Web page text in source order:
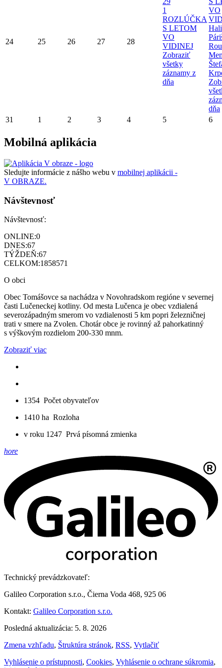
24 25 26 27 28
1
ROZLÚČKA
S LETOM
VO
VIDINEJ
Zobraziť
všetky
záznamy z
dňa
VO
dňa
31
1 2 3 4 5 6
Mobilná aplikácia
Sledujte informácie z nášho webu v mobilnej aplikácii -
V OBRAZE.
Návštevnosť
Návštevnosť:
ONLINE:0
DNES:67
TÝŽDEŇ:67
CELKOM:1858571
O obci
Obec Tomášovce sa nachádza v Novohradskom regióne v severnej
časti Lučeneckej kotliny. Od mesta Lučenca je obec vzdialená
severozápadným smerom vo vzdialenosti 5 km popri železničnej
trati v smere na Zvolen. Chotár obce je rovinný až pahorkatinný
s výškovým rozdielom 200-330 mnm.
Zobraziť viac
1354 Počet obyvateľov
1410 ha Rozloha
v roku 1247 Prvá písomná zmienka
hore
Technický prevádzkovateľ:
Galileo Corporation s.r.o., Čierna Voda 468, 925 06
Kontakt: Galileo Corporation s.r.o.
Posledná aktualizácia: 5. 8. 2026
Zmena vzhľadu, Štruktúra stránok, RSS, Vytlačiť
Vyhlásenie o prístupnosti, Cookies, Vyhlásenie o ochrane súkromia,